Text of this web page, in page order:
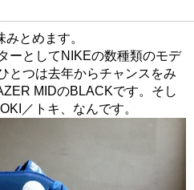
とめます。
ーとしてNIKEの数種類のモデ
とつは去年からチャンスをみ
MIDのBLACKです。そし
／トキ、なんです。